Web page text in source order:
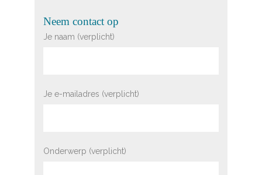
Neem contact op
Je naam (verplicht)
Je e-mailadres (verplicht)
Onderwerp (verplicht)